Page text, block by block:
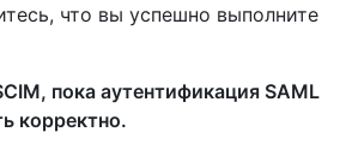
что вы успешно выполните
пока аутентификация SAML
корректно.